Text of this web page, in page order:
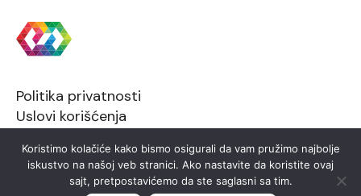
Politika privatnosti
Uslovi korišćenja
2026 © FTN Informatika
Koristimo kolačiće kako bismo osigurali da vam pružimo najbolje
iskustvo na našoj veb stranici. Ako nastavite da koristite ovaj
sajt, pretpostavićemo da ste saglasni sa tim.